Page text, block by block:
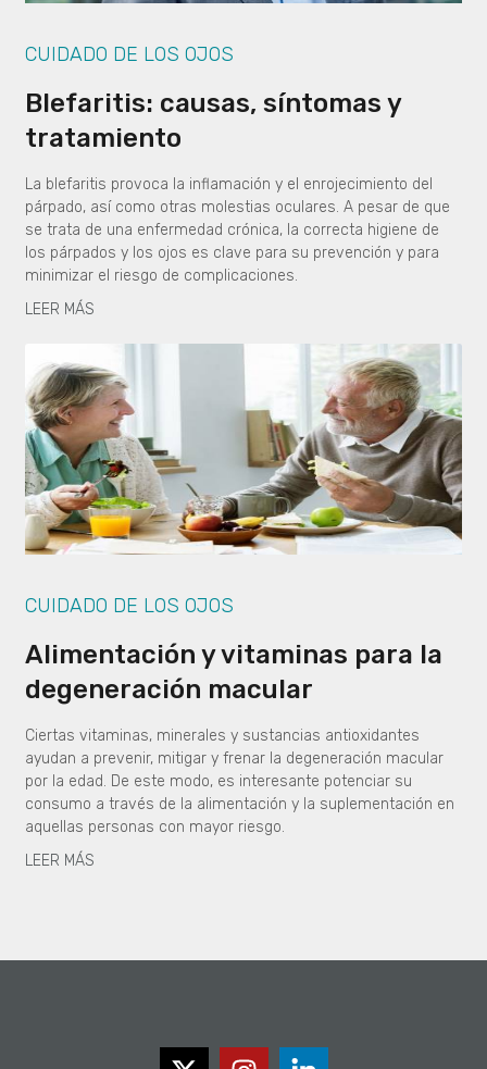
CUIDADO DE LOS OJOS
Blefaritis: causas, síntomas y
tratamiento
La blefaritis provoca la inflamación y el enrojecimiento del
párpado, así como otras molestias oculares. A pesar de que
se trata de una enfermedad crónica, la correcta higiene de
los párpados y los ojos es clave para su prevención y para
minimizar el riesgo de complicaciones.
LEER MÁS
CUIDADO DE LOS OJOS
Alimentación y vitaminas para la
degeneración macular
Ciertas vitaminas, minerales y sustancias antioxidantes
ayudan a prevenir, mitigar y frenar la degeneración macular
por la edad. De este modo, es interesante potenciar su
consumo a través de la alimentación y la suplementación en
aquellas personas con mayor riesgo.
LEER MÁS